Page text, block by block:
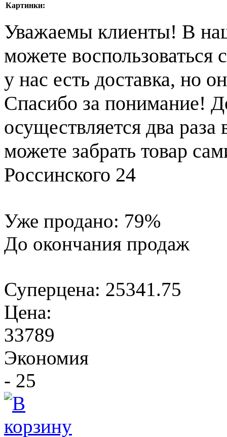
Картинки:
Уважаемы клиенты! В
можете воспользоваться
у нас есть доставка, но
Спасибо за понимание!
осуществляется два
можете забрать товар
Россинского 24
Уже продано: 79%
До окончания продаж
Суперцена: 25341.75
Цена:
33789
Экономия
- 25